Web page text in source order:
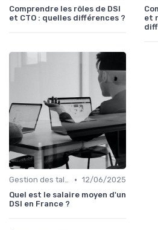
Comprendre les rôles de DSI
et CTO : quelles différences ?
et
Gestion des talents IT • 12/06/2025
Quel est le salaire moyen d'un
DSI en France ?